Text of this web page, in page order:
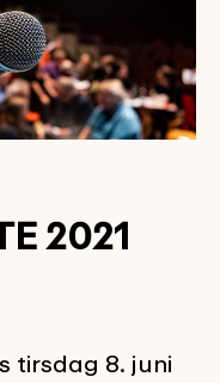
2021
tirsdag 8. juni